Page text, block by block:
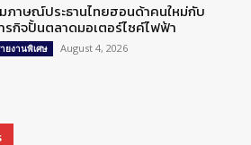
ภาษณ์ประธานไทยฮอนด้าคนใหม่กับ
รกิจปั้นตลาดมอเตอร์ไซค์ไฟฟ้า
ยงานพิเศษ August 4, 2026